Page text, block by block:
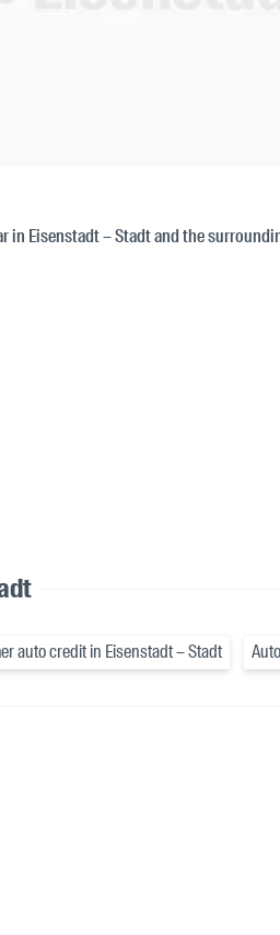
in Eisenstadt – Stadt and the
auto credit in Eisenstadt – Stadt